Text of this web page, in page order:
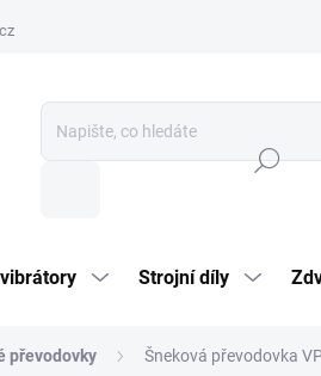
Strojní díly
převodovky Šneková převodovka